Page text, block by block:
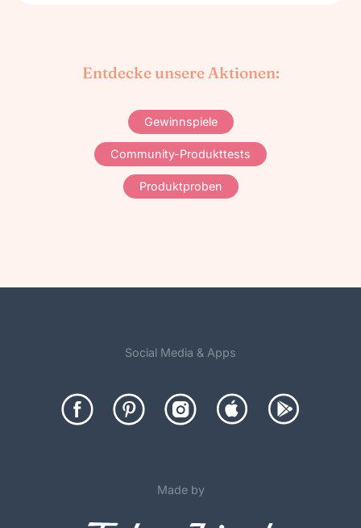
Entdecke unsere Aktionen:
Gewinnspiele
Community-Produkttests
Produktproben
Social Media & Apps
Made by